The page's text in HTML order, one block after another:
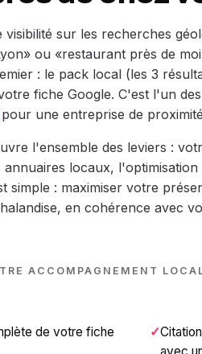
sur les recherches
ou «restaurant près de
: le pack local (les 3
fiche Google. C'est l'un
pour une entreprise de
l'ensemble des leviers :
locaux,
simple : maximiser votre
en cohérence avec
ACCOMPAGNEMENT
de votre fiche